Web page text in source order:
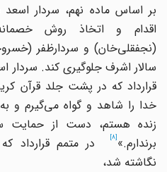
بر اساس ماده نهم، سردار اسعد
اقدام و اتخاذ روش
(نجفقلیخان) و سردارظفر
سالار اشرف جلوگیری کند. سردار
قرارداد که در پشت جلد قرآن
خدا را شاهد و گواه میگیرم و به
زنده هستم، دست از حمایت
برندارم.» در متمم قرارداد که
نگاشته شد،